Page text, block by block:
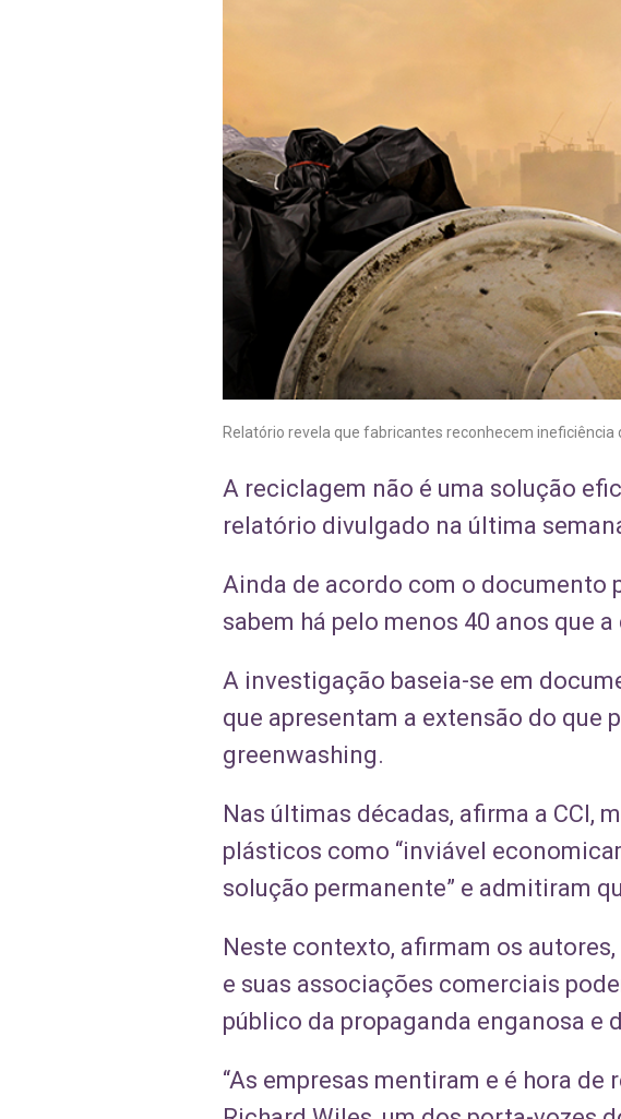
Relatório revela que fabricantes reconhecem
A reciclagem não é uma solução
relatório divulgado na última
Ainda de acordo com o documento
sabem há pelo menos 40 anos que
A investigação baseia-se em
que apresentam a extensão do que
greenwashing.
Nas últimas décadas, afirma a CCI,
plásticos como “inviável
solução permanente” e admitiram
Neste contexto, afirmam os
e suas associações comerciais
público da propaganda enganosa e
“As empresas mentiram e é hora